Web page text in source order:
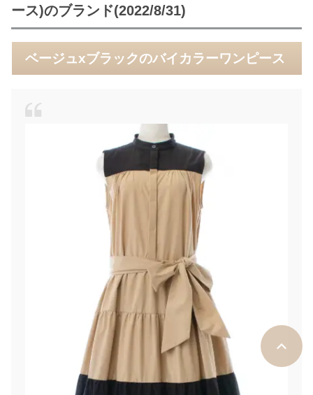
ース)のブランド(2022/8/31)
ベージュxブラックのバイカラーワンピース